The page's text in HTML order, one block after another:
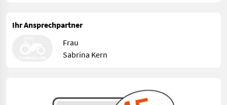
Ihr Ansprechpartner
Frau
Sabrina Kern